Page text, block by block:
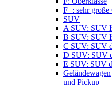
F+: sehr große
SUV
A SUV: SUV
B SUV: SUV
C SUV: SUV
D SUV: SUV
E SUV: SUV
Geländewagen
und Pickup